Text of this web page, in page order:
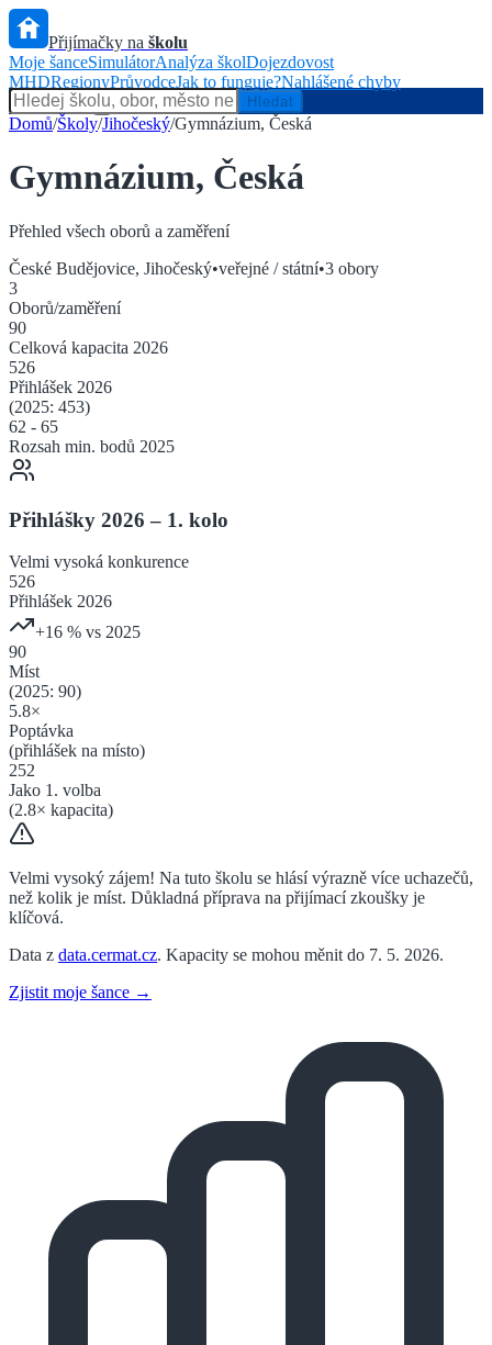
Přijímačky na školu
Moje šanceSimulátorAnalýza školDojezdovost
MHDRegionyPrůvodceJak to funguje?Nahlášené chyby
Hlídač státu
Hledat
Domů/Školy/Jihočeský/Gymnázium, Česká
Gymnázium, Česká
Přehled všech oborů a zaměření
České Budějovice, Jihočeský•veřejné / státní•3 obory
3
Oborů/zaměření
90
Celková kapacita 2026
526
Přihlášek 2026
(2025: 453)
62 - 65
Rozsah min. bodů 2025
Přihlášky 2026 – 1. kolo
Velmi vysoká konkurence
526
Přihlášek 2026
+16 % vs 2025
90
Míst
(2025: 90)
5.8×
Poptávka
(přihlášek na místo)
252
Jako 1. volba
(2.8× kapacita)
Velmi vysoký zájem! Na tuto školu se hlásí výrazně více uchazečů,
než kolik je míst. Důkladná příprava na přijímací zkoušky je
klíčová.
Data z data.cermat.cz. Kapacity se mohou měnit do 7. 5. 2026.
Zjistit moje šance →